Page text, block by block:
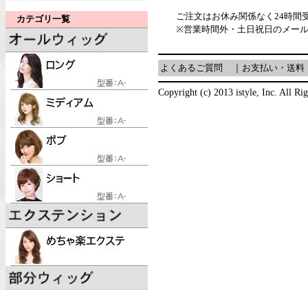
カテゴリ一覧
ご注文はお休み関係なく24時間
※営業時間外・土日祝日のメー
よくあるご質問 お支払い・送料
Copyright (c) 2013 istyle, Inc. All